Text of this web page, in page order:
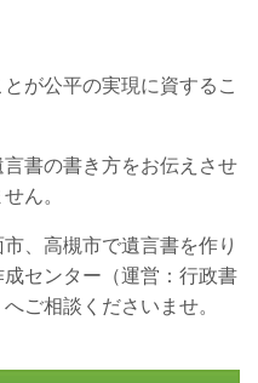
が公平の実現に資するこ
書の書き方をお伝えさせ
ん。
、高槻市で遺言書を作り
センター（運営：行政書
ご相談くださいませ。